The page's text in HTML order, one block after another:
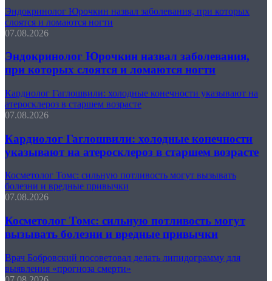
Эндокринолог Юрочкин назвал заболевания, при которых
слоятся и ломаются ногти
07.08.2026
Эндокринолог Юрочкин назвал заболевания,
при которых слоятся и ломаются ногти
Кардиолог Гаглошвили: холодные конечности указывают на
атеросклероз в старшем возрасте
07.08.2026
Кардиолог Гаглошвили: холодные конечности
указывают на атеросклероз в старшем возрасте
Косметолог Томс: сильную потливость могут вызывать
болезни и вредные привычки
07.08.2026
Косметолог Томс: сильную потливость могут
вызывать болезни и вредные привычки
Врач Бобровский посоветовал делать липидограмму для
выявления «прогноза смерти»